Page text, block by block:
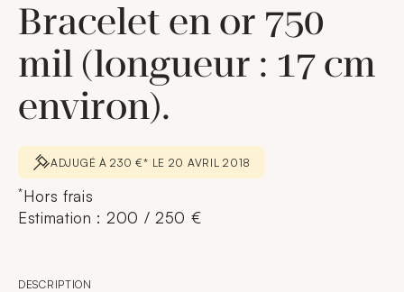
Bracelet en or 750
mil (longueur : 17 cm
environ).
ADJUGÉ À 230 €* LE 20 AVRIL 2018
*Hors frais
Estimation : 200 / 250 €
DESCRIPTION